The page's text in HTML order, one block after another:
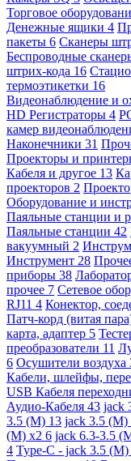
Торговое
Денежные ящики 4
пакеты 6 Сканеры
Беспроводные
штрих-кода 16
термоэтикетки 16
Видеонаблюдение и
HD Регистраторы 4
камер
Наконечники 31
Проекторы и
Кабеля и другое 13
проекторов 2
Оборудование и
Паяльные станции и
Паяльные станции 42
вакуумный 2
Инструмент 28
приборы 38
прочее 7 Сетевое
RJ11 4 Конектор,
Патч-корд (витая
карта, адаптер 5
преобразователи 11
6 Осушители воздуха
Кабели, шлейфы,
USB Кабеля
Аудио-Кабеля 43 jack
3.5 (M) 13 jack 3.5
(M) x2 6 jack 6.3-3.5
4 Type-C - jack 3.5 (M)